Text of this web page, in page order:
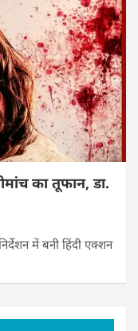
का तूफान, डा.
में बनी हिंदी एक्शन